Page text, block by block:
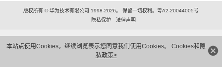
本站点使用Cookies，继续浏览表示您同意我们使用Cookies。 Cookies和隐
私政策>
版权所有 © 华为技术有限公司 1998-2026。 保留一切权利。粤A2-20044005号
隐私保护
法律声明